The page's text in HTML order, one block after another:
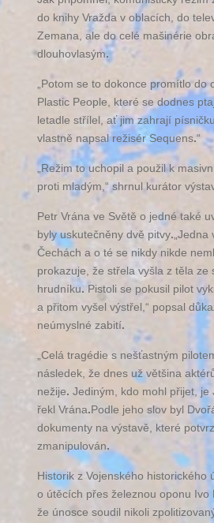
do knihy Vražda v oblacích, do
Zemana, ale do celé mašinérie
dlouhovlasým.
„Potom se to dokonce promítlo do
Plastic People, které se dodnes
letadle střílel, ať jim zahrají
vlastně napsal režisér Sequens.“
„Režim to uchopil a použil k
proti mladým,“ shrnul kurátor
Petr Vrána ve Světě o jedné také
byly uskutečněny dvě pitvy.
Čechách a o té se nikdy nikde
prokazuje, že střela vyšla z těla ze
hrudníku.Pistoli se pokusil pilot
a přitom vyšel výstřel,“ popsal
neúmyslné zabití.
„Celá tragédie s nešťastným
následek, že dnes už většina
nežije. Jediným, kdo mohl přijet, je
řekl Vrána.Podle jeho slov byl
dokumenty na výstavě, které
zmanipulován.
Historik z Vojenského historického
o útěcích přes železnou oponu Ivo
že únosce soudil nikoli